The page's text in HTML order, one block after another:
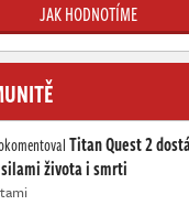
JAK HODNOTÍME
Titan Quest 2
života i smrti